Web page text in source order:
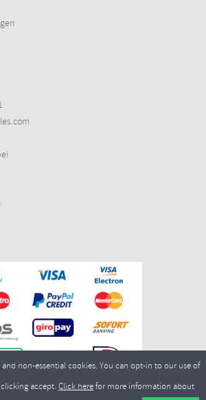
and non-essential cookies. You can opt-in to our use of
accept. Click herefor more information about